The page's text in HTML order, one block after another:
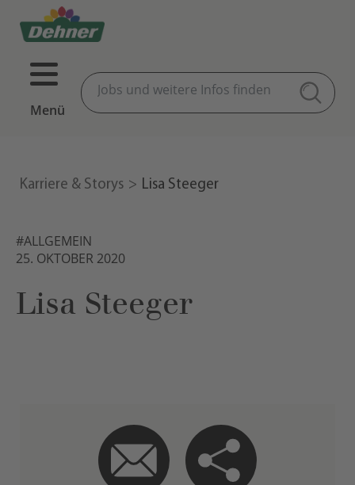
Menü
Karriere & Storys Lisa Steeger
#ALLGEMEIN
25. OKTOBER 2020
Lisa Steeger